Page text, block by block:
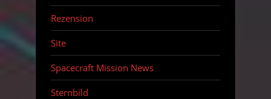
Rezension
Site
Spacecraft Mission News
Sternbild